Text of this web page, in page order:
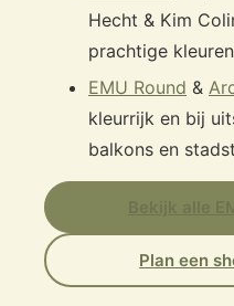
Hecht & Kim
prachtige
EMU Round &
kleurrijk en bij
balkons en
Plan een